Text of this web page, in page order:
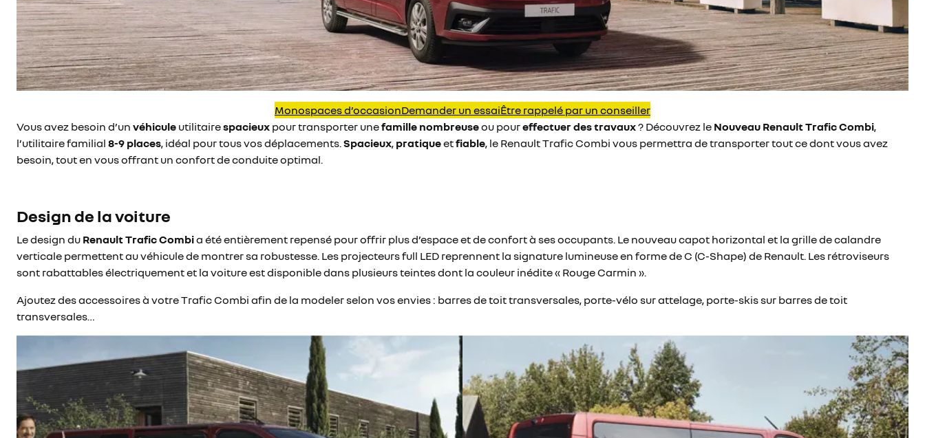
Monospaces d’occasionDemander un essaiÊtre rappelé par un conseiller
Vous avez besoin d’un véhicule utilitairespacieux pour transporter unefamille nombreuseou poureffectuer des travaux? Découvrez le Nouveau Renault Trafic Combi,
l’utilitaire familial 8-9 places, idéal pour tous vos déplacements.Spacieux, pratiqueetfiable, le Renault Trafic Combi vous permettra de transporter tout ce dont vous avez
besoin, tout en vous offrant un confort de conduite optimal.
Design de la voiture
Le design du Renault Trafic Combia été entièrement repensé pour offrir plus d’espace et de confort à ses occupants. Le nouveau capot horizontal et la grille de calandre
verticale permettent au véhicule de montrer sa robustesse. Les projecteurs full LED reprennent la signature lumineuse en forme de C (C-Shape) de Renault. Les rétroviseurs
sont rabattables électriquement et la voiture est disponible dans plusieurs teintes dont la couleur inédite « Rouge Carmin ».
Ajoutez des accessoires à votre Trafic Combi afin de la modeler selon vos envies : barres de toit transversales, porte-vélo sur attelage, porte-skis sur barres de toit
transversales…